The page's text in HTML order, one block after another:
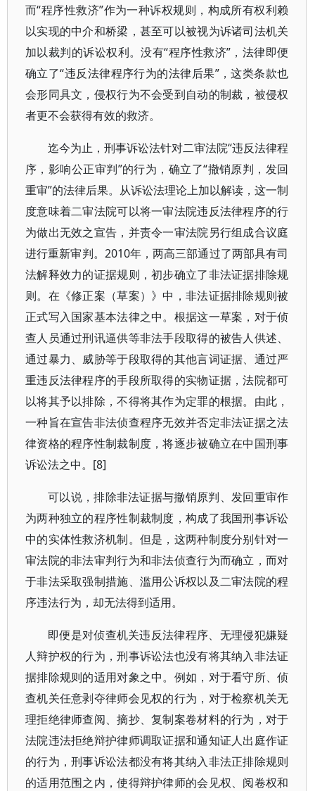
而“程序性救济”作为一种诉权规则，构成所有权利赖
以实现的中介和桥梁，甚至可以被视为诉诸司法机关
加以裁判的诉讼权利。没有“程序性救济”，法律即便
确立了“违反法律程序行为的法律后果”，这类条款也
会形同具文，侵权行为不会受到自动的制裁，被侵权
者更不会获得有效的救济。
迄今为止，刑事诉讼法针对二审法院“违反法律程
序，影响公正审判”的行为，确立了“撤销原判，发回
重审”的法律后果。从诉讼法理论上加以解读，这一制
度意味着二审法院可以将一审法院违反法律程序的行
为做出无效之宣告，并责令一审法院另行组成合议庭
进行重新审判。2010年，两高三部通过了两部具有司
法解释效力的证据规则，初步确立了非法证据排除规
则。在《修正案（草案）》中，非法证据排除规则被
正式写入国家基本法律之中。根据这一草案，对于侦
查人员通过刑讯逼供等非法手段取得的被告人供述、
通过暴力、威胁等于段取得的其他言词证据、通过严
重违反法律程序的手段所取得的实物证据，法院都可
以将其予以排除，不得将其作为定罪的根据。由此，
一种旨在宣告非法侦查程序无效并否定非法证据之法
律资格的程序性制裁制度，将逐步被确立在中国刑事
诉讼法之中。[8]
可以说，排除非法证据与撤销原判、发回重审作
为两种独立的程序性制裁制度，构成了我国刑事诉讼
中的实体性救济机制。但是，这两种制度分别针对一
审法院的非法审判行为和非法侦查行为而确立，而对
于非法采取强制措施、滥用公诉权以及二审法院的程
序违法行为，却无法得到适用。
即便是对侦查机关违反法律程序、无理侵犯嫌疑
人辩护权的行为，刑事诉讼法也没有将其纳入非法证
据排除规则的适用对象之中。例如，对于看守所、侦
查机关任意剥夺律师会见权的行为，对于检察机关无
理拒绝律师查阅、摘抄、复制案卷材料的行为，对于
法院违法拒绝辩护律师调取证据和通知证人出庭作证
的行为，刑事诉讼法都没有将其纳入非法正排除规则
的适用范围之内，使得辩护律师的会见权、阅卷权和